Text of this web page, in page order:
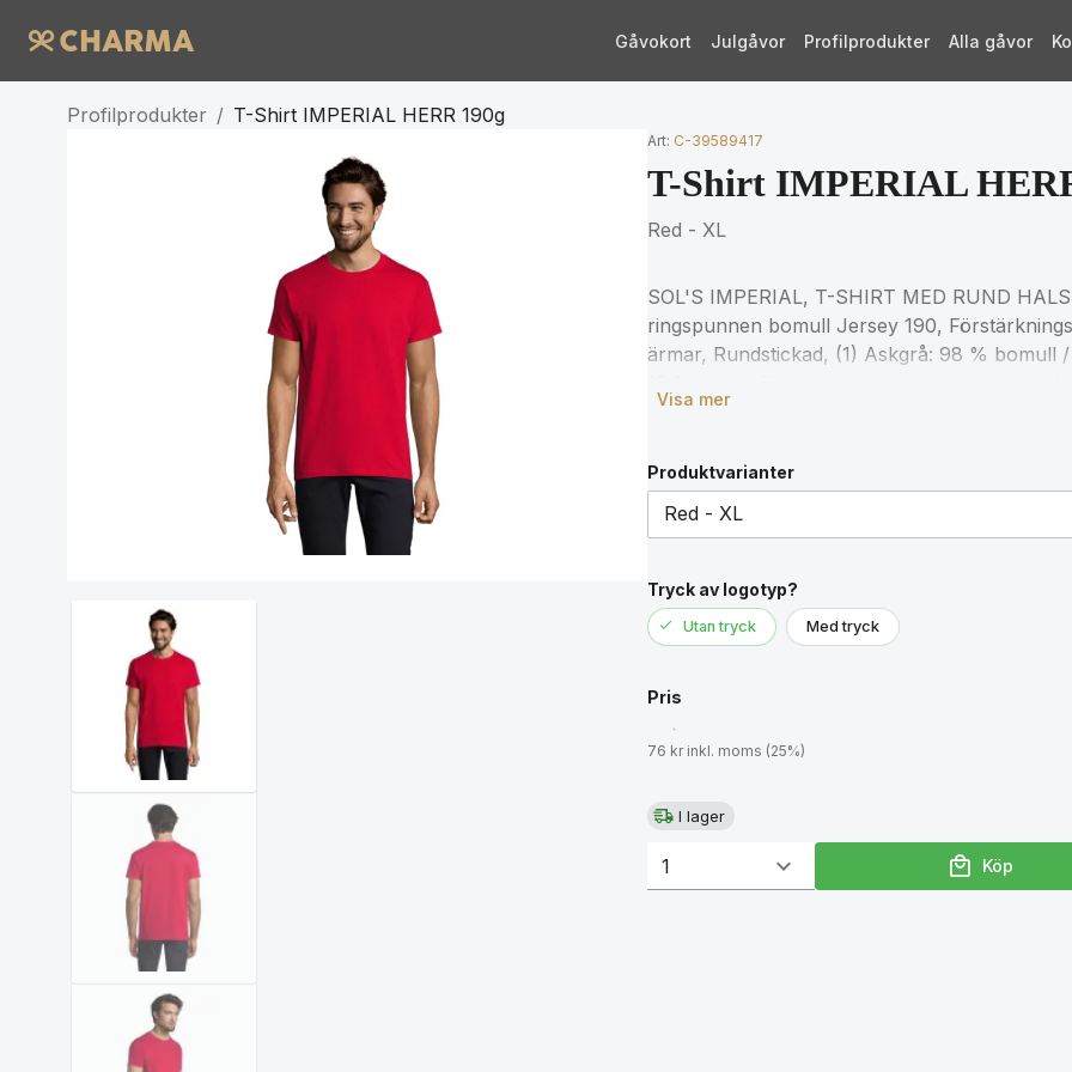
Gåvokort Julgåvor Profilprodukter Alla gåvor
Profilprodukter / T-Shirt IMPERIAL HERR 190g
Art: C-39589417
T-Shirt IMPERIAL
Red - XL
SOL'S IMPERIAL, T-SHIRT MED RUND
ringspunnen bomull Jersey 190,
ärmar, Rundstickad, (1) Askgrå: 98 %
produktdokumentation.
Visa mer
Produktvarianter
Tryck av logotyp?
Utan tryck Med tryck
Pris
76 kr inkl. moms (25%)
I lager
Köp